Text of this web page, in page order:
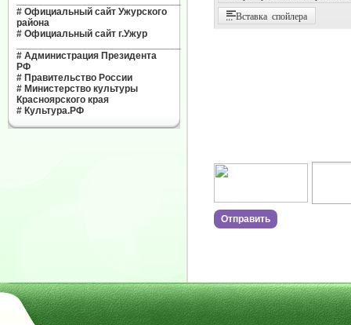
# Официальный сайт Ужурского
района
# Официальный сайт г.Ужур
# Администрация Президента
РФ
# Правительство России
# Министерство культуры
Красноярского края
# Культура.РФ
Вставка спойлера